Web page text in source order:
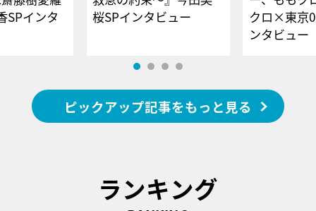
SPインタ
桜SPインタビュー
クロ×東京
ンタビュー
ピックアップ記事をもっと見る
ランキング